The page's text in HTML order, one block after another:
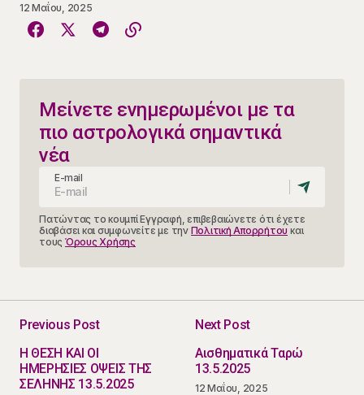
12 Μαΐου, 2025
Μείνετε ενημερωμένοι με τα
πιο αστρολογικά σημαντικά
νέα
E-mail
Πατώντας το κουμπί Εγγραφή, επιβεβαιώνετε ότι έχετε
διαβάσει και συμφωνείτε με την Πολιτική Απορρήτου και
τους Όρους Χρήσης
Previous Post
Η ΘΕΣΗ ΚΑΙ ΟΙ
ΗΜΕΡΗΣΙΕΣ ΟΨΕΙΣ ΤΗΣ
ΣΕΛΗΝΗΣ 13.5.2025
Next Post
Αισθηματικά Ταρώ
13.5.2025
12 Μαΐου, 2025